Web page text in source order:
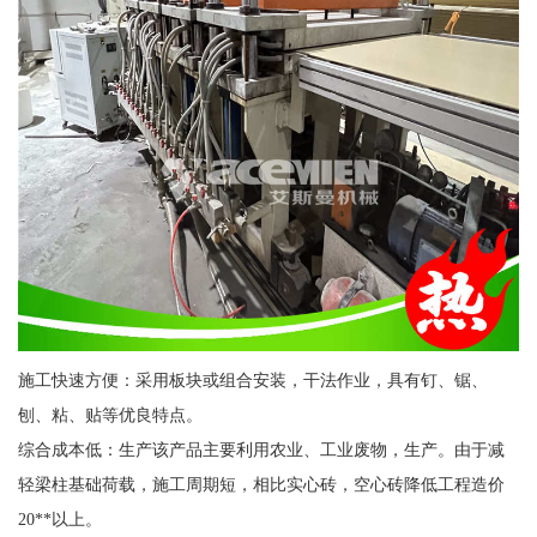
施工快速方便：采用板块或组合安装，干法作业，具有钉、锯、
刨、粘、贴等优良特点。
综合成本低：生产该产品主要利用农业、工业废物，生产。由于减
轻梁柱基础荷载，施工周期短，相比实心砖，空心砖降低工程造价
20**以上。